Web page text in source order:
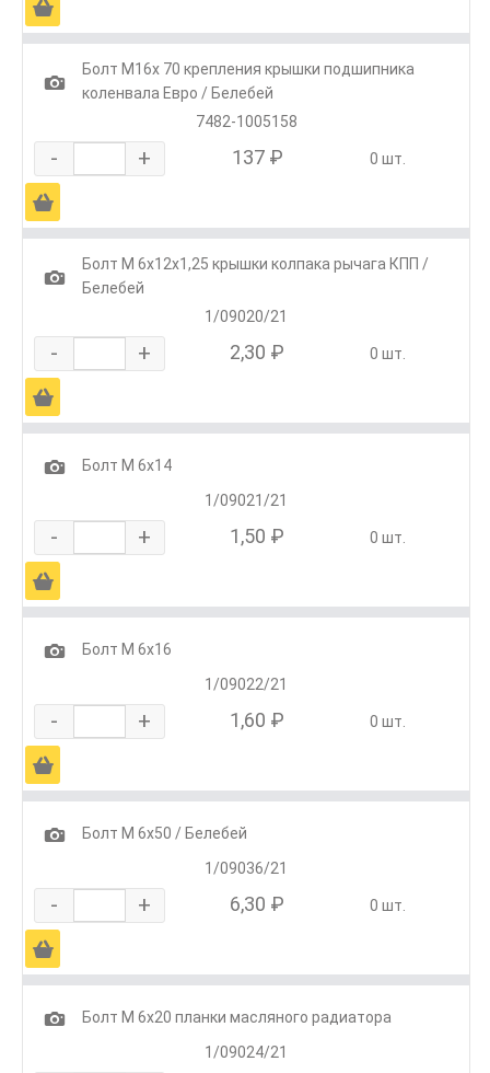
Ä
1
Болт М16х 70 крепления крышки подшипника
коленвала Евро / Белебей
7482-1005158
- + 137 ₽ 0 шт.
Ä
1
Болт М 6х12х1,25 крышки колпака рычага КПП /
Белебей
1/09020/21
- + 2,30 ₽ 0 шт.
Ä
1
Болт М 6х14
1/09021/21
- + 1,50 ₽ 0 шт.
Ä
1
Болт М 6х16
1/09022/21
- + 1,60 ₽ 0 шт.
Ä
1
Болт М 6х50 / Белебей
1/09036/21
- + 6,30 ₽ 0 шт.
Ä
1
Болт М 6х20 планки масляного радиатора
1/09024/21